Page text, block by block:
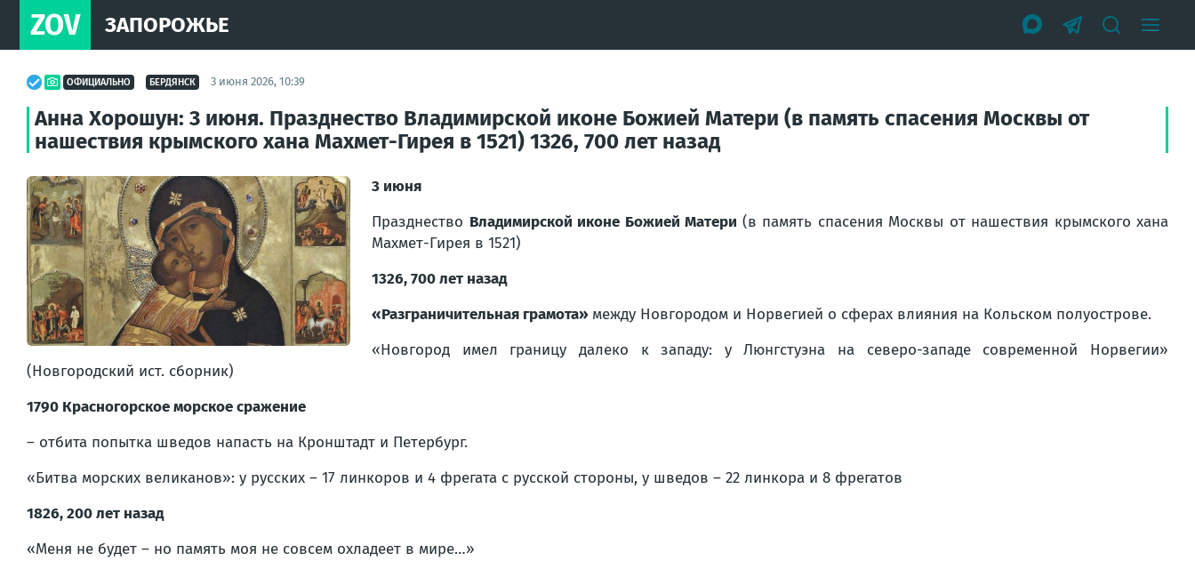
ZOV ЗАПОРОЖЬЕ
ОФИЦИАЛЬНО БЕРДЯНСК 3 июня 2026, 10:39
Анна Хорошун: 3 июня. Празднество Владимирской иконе Божией Матери (в память спасения Москвы от
нашествия крымского хана Махмет-Гирея в 1521) 1326, 700 лет назад
3 июня
Празднество Владимирской иконе Божией Матери (в память спасения Москвы от нашествия крымского хана
Махмет-Гирея в 1521)
1326, 700 лет назад
«Разграничительная грамота» между Новгородом и Норвегией о сферах влияния на Кольском полуострове.
«Новгород имел границу далеко к западу: у Люнгстуэна на северо-западе современной Норвегии»
(Новгородский ист. сборник)
1790 Красногорское морское сражение
– отбита попытка шведов напасть на Кронштадт и Петербург.
«Битва морских великанов»: у русских – 17 линкоров и 4 фрегата с русской стороны, у шведов – 22 линкора и 8 фрегатов
1826, 200 лет назад
«Меня не будет – но память моя не совсем охладеет в мире…»